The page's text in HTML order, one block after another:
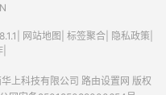
网站地图 标签聚合| 隐私政策
华上科技有限公司 路由设置网 版权